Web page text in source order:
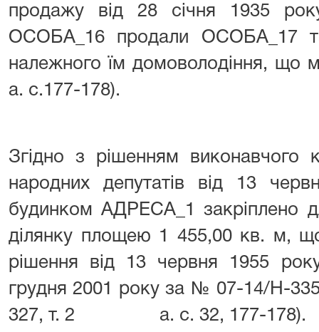
продажу від 28 січня 1935
ОСОБА_16 продали ОСОБА_17
належного їм домоволодіння, що
а. с.177-178).
Згідно з рішенням виконавчого
народних депутатів від 13
будинком АДРЕСА_1 закріплено
ділянку площею 1 455,00 кв. м,
рішення від 13 червня 1955
грудня 2001 року за № 07-14/Н-
327, т. 2 а. с. 32, 177-178).